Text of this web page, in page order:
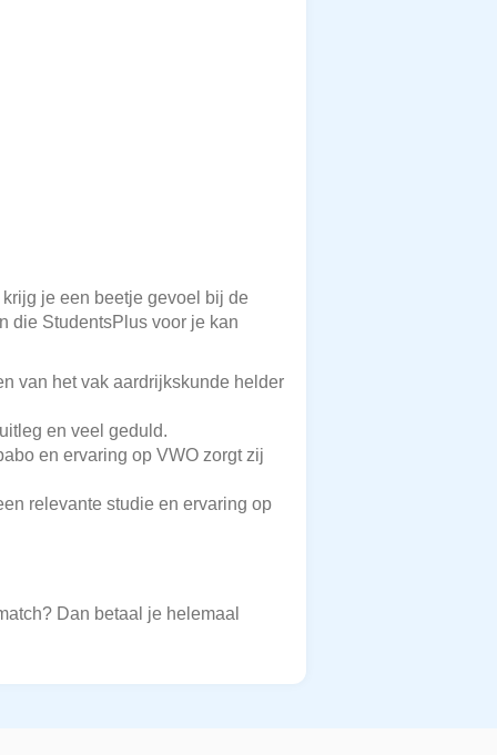
je een beetje gevoel bij de
die StudentsPlus voor je kan
van het vak aardrijkskunde helder
en veel geduld.
en ervaring op VWO zorgt zij
relevante studie en ervaring op
Dan betaal je helemaal